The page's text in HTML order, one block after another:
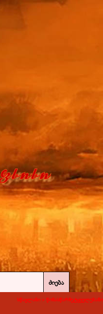
ძიება
სწავლანი > წინასწარმეტყველებანი